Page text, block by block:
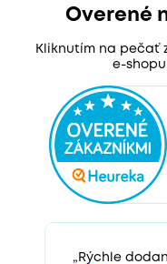
Overené
Kliknutím na pečať
e-
„Rýchle